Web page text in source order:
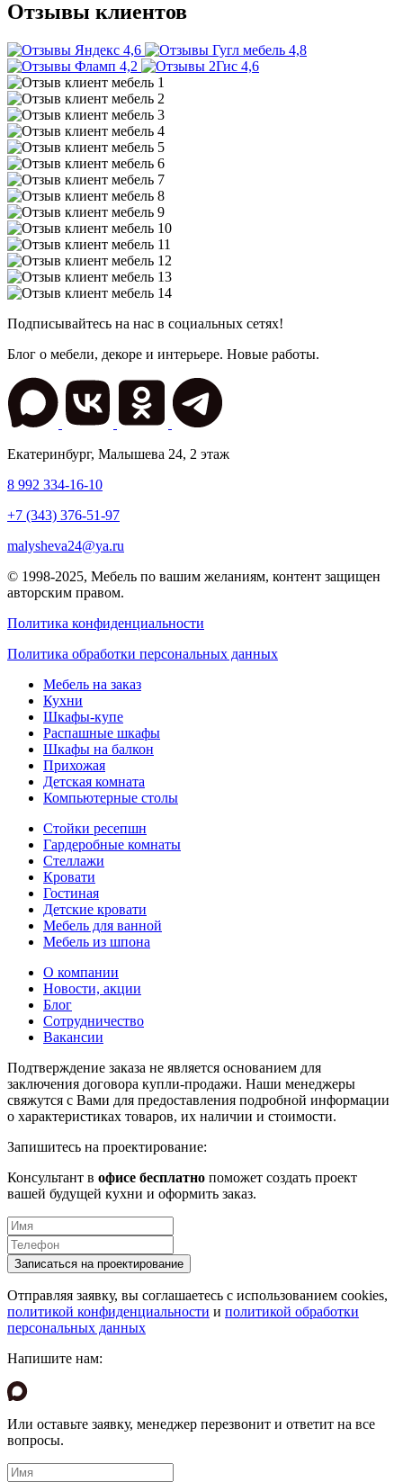
Отзывы клиентов
4,6
4,8
4,2
4,6
Подписывайтесь на нас в социальных сетях!
Блог о мебели, декоре и интерьере. Новые работы.
Екатеринбург, Малышева 24, 2 этаж
8 992 334-16-10
+7 (343) 376-51-97
malysheva24@ya.ru
© 1998-2025, Мебель по вашим желаниям, контент защищен
авторским правом.
Политика конфиденциальности
Политика обработки персональных данных
Мебель на заказ
Кухни
Шкафы-купе
Распашные шкафы
Шкафы на балкон
Прихожая
Детская комната
Компьютерные столы
Стойки ресепшн
Гардеробные комнаты
Стеллажи
Кровати
Гостиная
Детские кровати
Мебель для ванной
Мебель из шпона
О компании
Новости, акции
Блог
Сотрудничество
Вакансии
Подтверждение заказа не является основанием для
заключения договора купли-продажи. Наши менеджеры
свяжутся с Вами для предоставления подробной информации
о характеристиках товаров, их наличии и стоимости.
Запишитесь на проектирование:
Консультант в офисе бесплатно поможет создать проект
вашей будущей кухни и оформить заказ.
Отправляя заявку, вы соглашаетесь с использованием cookies,
политикой конфиденциальности и политикой обработки
персональных данных
Напишите нам:
Или оставьте заявку, менеджер перезвонит и ответит на все
вопросы.